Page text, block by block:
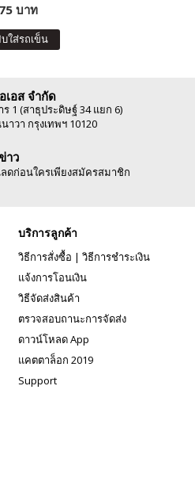
75 บาท
ใส่รถเข็น
เอส จำกัด
1 (สาธุประดิษฐ์ 34 แยก 6)
าวา กรุงเทพฯ 10120
าว
ดก่อนใครเพียงสมัครสมาชิก
บริการลูกค้า
วิธีการสั่งซื้อ | วิธีการชำระเงิน
แจ้งการโอนเงิน
วิธีจัดส่งสินค้า
ตรวจสอบถานะการจัดส่ง
ดาวน์โหลด App
แคตตาล็อก 2019
Support